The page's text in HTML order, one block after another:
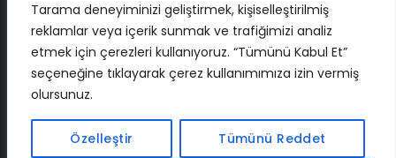
Tarama deneyiminizi geliştirmek, kişiselleştirilmiş
reklamlar veya içerik sunmak ve trafiğimizi analiz
etmek için çerezleri kullanıyoruz. “Tümünü Kabul Et”
seçeneğine tıklayarak çerez kullanımımıza izin vermiş
olursunuz.
Özelleştir Tümünü Reddet
İLETIŞIM BAF CADSOFTUSA MAXIMUMPCGUIDES